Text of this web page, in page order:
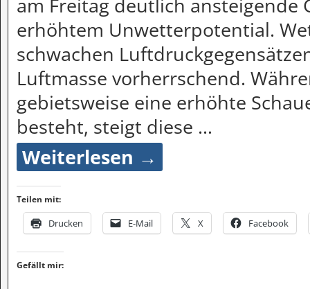
am Freitag deutlich ansteigende
erhöhtem Unwetterpotential.
schwachen
Luftmasse vorherrschend.
gebietsweise eine erhöhte
besteht, steigt diese …
Weiterlesen →
Teilen mit:
Drucken E-Mail X Facebook
Gefällt mir: